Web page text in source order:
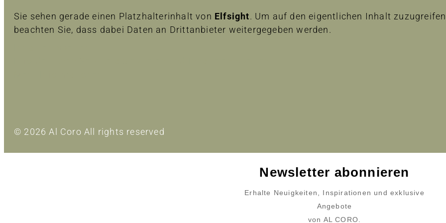
Sie sehen gerade einen Platzhalterinhalt von Elfsight. Um auf den eigentlichen Inhalt
beachten Sie, dass dabei Daten an Drittanbieter weitergegeben werden.
© 2026 Al Coro All rights reserved
Newsletter abonnieren
Erhalte Neuigkeiten, Inspirationen und exklusive
Angebote
von AL CORO.